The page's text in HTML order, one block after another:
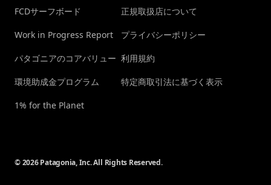
FCDサーフボード
Work in Progress Report
パタゴニアのコアバリュー
環境助成金プログラム
1% for the Planet
正規取扱店について
プライバシーポリシー
利用規約
特定商取引法に基づく表示
© 2026 Patagonia, Inc. All Rights Reserved.